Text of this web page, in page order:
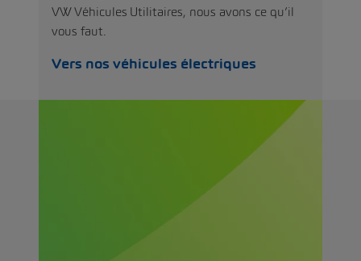
VW Véhicules Utilitaires, nous avons ce qu’il
vous faut.
Vers nos véhicules électriques